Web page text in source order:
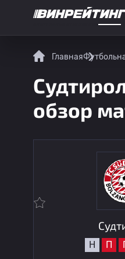
Главная
обзор
Н П